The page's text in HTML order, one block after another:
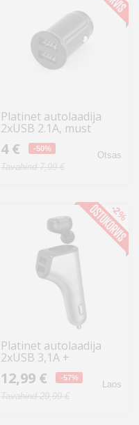
Platinet autolaadija
2xUSB 2.1A, must
(44992)
4 € -50%
Tavahind 7,99 €
Otsas
Platinet autolaadija
2xUSB 3,1A +
Bluetooth kõrvaklapp
Duos (44639) (avatud
pakend)
12,99 € -57%
Tavahind 29,99 €
Laos
-2%